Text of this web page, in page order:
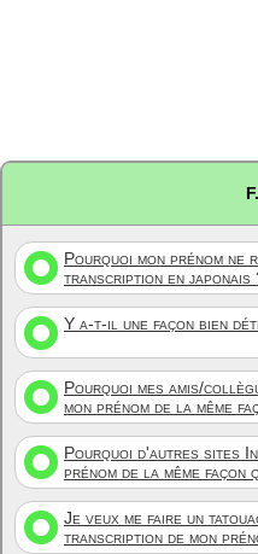
Pourquoi mon prénom ne
transcription en japonais
Y a-t-il une façon bien
Pourquoi mes amis/
mon prénom de la même
Pourquoi d'autres sites
prénom de la même façon
Je veux me faire un
transcription de mon